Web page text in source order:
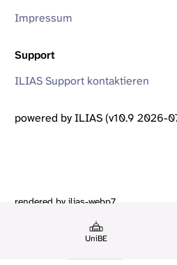
UniBE
Impressum
Support
ILIAS Support kontaktieren
powered by ILIAS (v10.9 2026-
rendered by ilias-webp7